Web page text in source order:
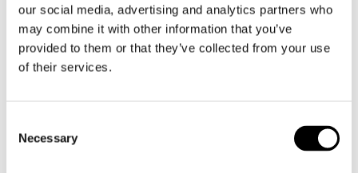
our social media, advertising and analytics partners who
may combine it with other information that you’ve
provided to them or that they’ve collected from your use
of their services.
Selection
Necessary
Motorhandschoenen heren
Motorlaarzen heren